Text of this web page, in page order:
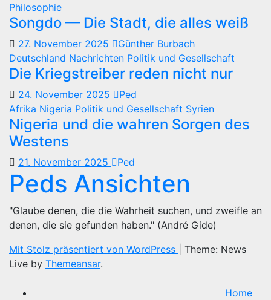
Philosophie
Songdo — Die Stadt, die alles weiß
27. November 2025
Günther Burbach
Deutschland Nachrichten Politik und Gesellschaft
Die Kriegstreiber reden nicht nur
24. November 2025
Ped
Afrika Nigeria Politik und Gesellschaft Syrien
Nigeria und die wahren Sorgen des
Westens
21. November 2025 Ped
Peds Ansichten
"Glaube denen, die die Wahrheit suchen, und zweifle an
denen, die sie gefunden haben." (André Gide)
Mit Stolz präsentiert von WordPress
Theme: News
Live by Themeansar.
Home